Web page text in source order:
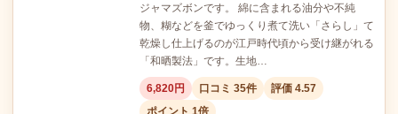
ジャマズボンです。 綿に含まれる油分や不純
物、糊などを釜でゆっくり煮て洗い「さらし」て
乾燥し仕上げるのが江戸時代頃から受け継がれる
「和晒製法」です。生地…
6,820円 口コミ 35件
評価 4.57
ポイント 1倍